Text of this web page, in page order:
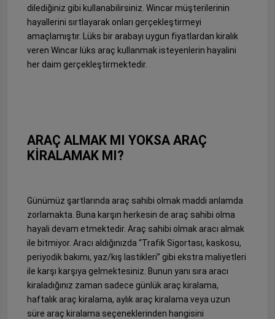
dilediğiniz gibi kullanabilirsiniz. Wincar müşterilerinin
hayallerini sırtlayarak onları gerçekleştirmeyi
amaçlamıştır. Lüks bir arabayı uygun fiyatlardan kiralık
veren Wincar lüks araç kullanmak isteyenlerin hayalini
her daim gerçekleştirmektedir.
ARAÇ ALMAK MI YOKSA ARAÇ
KİRALAMAK MI?
Günümüz şartlarında araç sahibi olmak maddi anlamda
zorlamakta. Buna karşın herkesin de araç sahibi olma
hayali devam etmektedir. Araç sahibi olmak aracı almak
ile bitmiyor. Aracı aldığınızda “Trafik Sigortası, kaskosu,
periyodik bakımı, yaz/kış lastikleri” gibi ekstra maliyetleri
ile karşı karşıya gelmektesiniz. Bunun yanı sıra aracı
kiraladığınız zaman sadece günlük araç kiralama,
haftalık araç kiralama, aylık araç kiralama veya uzun
süre araç kiralama seçeneklerinden hangisini